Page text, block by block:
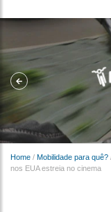
Home / Mobilidade para quê?
nos EUA estreia no cinema